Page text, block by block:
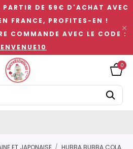
PARTIR DE 59€ D'ACHAT AVEC
FRANCE, PROFITES-EN !
COMMANDE AVEC LE CODE :

0
ET JAPONAISE HUBBA BUBBA COLA